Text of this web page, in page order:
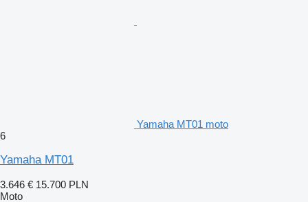
Yamaha MT01 moto
6
Yamaha MT01
3.646 € 15.700 PLN
Moto